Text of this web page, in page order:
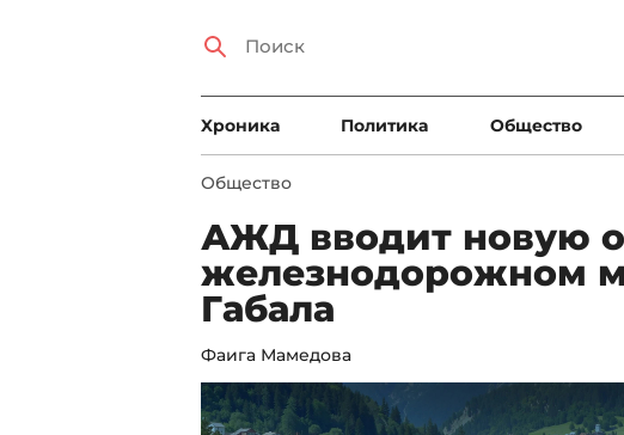
Xроника Политика Общество
Общество
АЖД вводит новую
железнодорожном
Габала
Фаига Мамедова